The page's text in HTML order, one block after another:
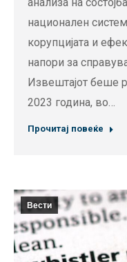
национален
корупцијата и
напори за
Извештајот беше
2023 година, во…
Прочитај повеќе
Вести